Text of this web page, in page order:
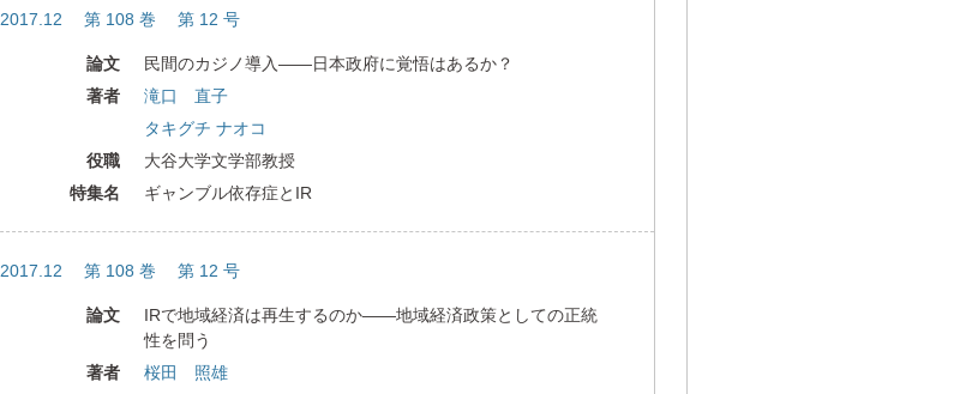
2017.12 第 108 巻 第 12 号
論文
民間のカジノ導入――日本政府に覚悟はあるか？
著者
滝口 直子
タキグチ ナオコ
役職
大谷大学文学部教授
特集名
ギャンブル依存症とIR
2017.12 第 108 巻 第 12 号
論文
IRで地域経済は再生するのか――地域経済政策としての正統
性を問う
著者
桜田 照雄